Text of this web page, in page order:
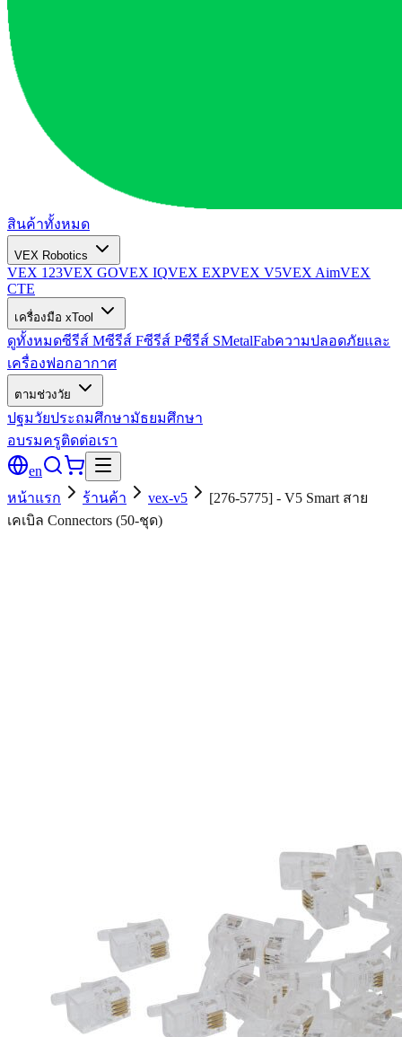
สินค้าทั้งหมด
VEX Robotics
VEX 123VEX GOVEX IQVEX EXPVEX V5VEX AimVEX
CTE
เครื่องมือ xTool
ดูทั้งหมดซีรีส์ Mซีรีส์ Fซีรีส์ Pซีรีส์ SMetalFabความปลอดภัยและ
เครื่องฟอกอากาศ
ตามช่วงวัย
ปฐมวัยประถมศึกษามัธยมศึกษา
อบรมครูติดต่อเรา
en
หน้าแรก
ร้านค้า vex-v5
[276-5775] - V5 Smart สาย
เคเบิล Connectors (50-ชุด)